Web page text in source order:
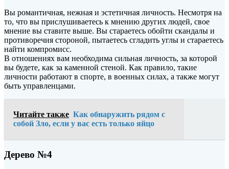
Вы романтичная, нежная и эстетичная личность. Несмотря на
то, что вы прислушиваетесь к мнению других людей, свое
мнение вы ставите выше. Вы стараетесь обойти скандалы и
противоречия стороной, пытаетесь сгладить углы и стараетесь
найти компромисс.
В отношениях вам необходима сильная личность, за которой
вы будете, как за каменной стеной. Как правило, такие
личности работают в спорте, в военных силах, а также могут
быть управленцами.
Читайте также Как обнаружить рядом с
собой Зло, если у вас есть только яйцо
Дерево №4